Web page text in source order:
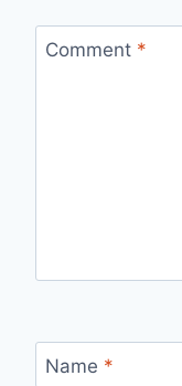
Comment *
Name *